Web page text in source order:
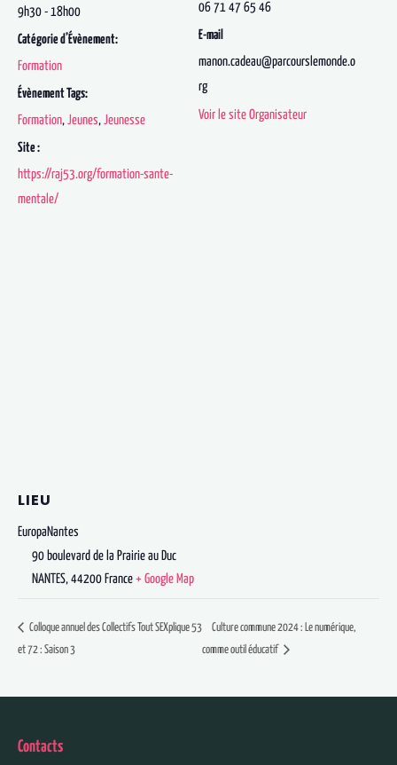
9h30 - 18h00
Catégorie d’Évènement:
Formation
Évènement Tags:
Formation, Jeunes, Jeunesse
Site :
https://raj53.org/formation-sante-
mentale/
06 71 47 65 46
E-mail
manon.cadeau@parcourslemonde.o
rg
Voir le site Organisateur
LIEU
EuropaNantes
90 boulevard de la Prairie au Duc
NANTES, 44200 France + Google Map
Colloque annuel des Collectifs Tout SEXplique 53
et 72 : Saison 3
Culture commune 2024 : Le numérique,
comme outil éducatif
Contacts